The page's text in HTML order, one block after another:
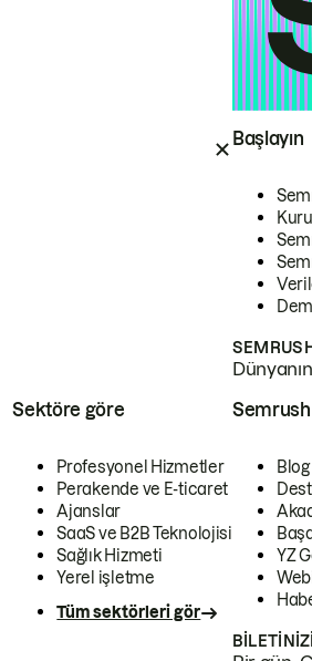
Başlayın
Sektöre göre
Profesyonel Hizmetler
Perakende ve E-ticaret
Ajanslar
SaaS ve B2B Teknolojisi
Sağlık Hizmeti
Yerel işletme
Tüm sektörleri gör
Blog
YZ